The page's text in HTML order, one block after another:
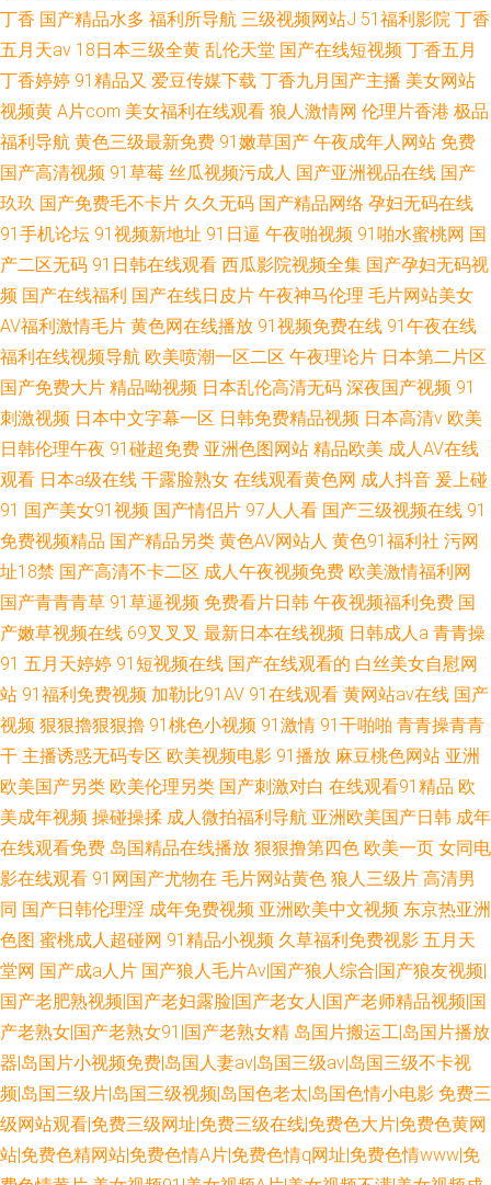
丁香 国产精品水多 福利所导航 三级视频网站J 51福利影院 丁香
五月天av 18日本三级全黄 乱伦天堂 国产在线短视频 丁香五月
丁香婷婷 91精品又 爱豆传媒下载 丁香九月国产主播 美女网站
视频黄 A片com 美女福利在线观看 狼人激情网 伦理片香港 极品
福利导航 黄色三级最新免费 91嫩草国产 午夜成年人网站 免费
国产高清视频 91草莓 丝瓜视频污成人 国产亚洲视品在线 国产
玖玖 国产免费毛不卡片 久久无码 国产精品网络 孕妇无码在线
91手机论坛 91视频新地址 91日逼 午夜啪视频 91啪水蜜桃网 国
产二区无码 91日韩在线观看 西瓜影院视频全集 国产孕妇无码视
频 国产在线福利 国产在线日皮片 午夜神马伦理 毛片网站美女
AV福利激情毛片 黄色网在线播放 91视频免费在线 91午夜在线
福利在线视频导航 欧美喷潮一区二区 午夜理论片 日本第二片区
国产免费大片 精品呦视频 日本乱伦高清无码 深夜国产视频 91
刺激视频 日本中文字幕一区 日韩免费精品视频 日本高清v 欧美
日韩伦理午夜 91碰超免费 亚洲色图网站 精品欧美 成人AV在线
观看 日本a级在线 干露脸熟女 在线观看黄色网 成人抖音 爰上碰
91 国产美女91视频 国产情侣片 97人人看 国产三级视频在线 91
免费视频精品 国产精品另类 黄色AV网站人 黄色91福利社 污网
址18禁 国产高清不卡二区 成人午夜视频免费 欧美激情福利网
国产青青青草 91草逼视频 免费看片日韩 午夜视频福利免费 国
产嫩草视频在线 69叉叉叉 最新日本在线视频 日韩成人a 青青操
91 五月天婷婷 91短视频在线 国产在线观看的 白丝美女自慰网
站 91福利免费视频 加勒比91AV 91在线观看 黄网站av在线 国产
视频 狠狠擼狠狠擼 91桃色小视频 91激情 91干啪啪 青青操青青
干 主播诱惑无码专区 欧美视频电影 91播放 麻豆桃色网站 亚洲
欧美国产另类 欧美伦理另类 国产刺激对白 在线观看91精品 欧
美成年视频 操碰操揉 成人微拍福利导航 亚洲欧美国产日韩 成年
在线观看免费 岛国精品在线播放 狠狠撸第四色 欧美一页 女同电
影在线观看 91网国产尤物在 毛片网站黄色 狼人三级片 高清男
同 国产日韩伦理淫 成年免费视频 亚洲欧美中文视频 东京热亚洲
色图 蜜桃成人超碰网 91精品小视频 久草福利免费视影 五月天
堂网 国产成a人片 国产狼人毛片Av|国产狼人综合|国产狼友视频|
国产老肥熟视频|国产老妇露脸|国产老女人|国产老师精品视频|国
产老熟女|国产老熟女91|国产老熟女精 岛国片搬运工|岛国片播放
器|岛国片小视频免费|岛国人妻av|岛国三级av|岛国三级不卡视
频|岛国三级片|岛国三级视频|岛国色老太|岛国色情小电影 免费三
级网站观看|免费三级网址|免费三级在线|免费色大片|免费色黄网
站|免费色精网站|免费色情A片|免费色情q网址|免费色情www|免